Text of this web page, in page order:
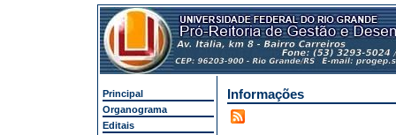
Principal
Organograma
Editais
Informações